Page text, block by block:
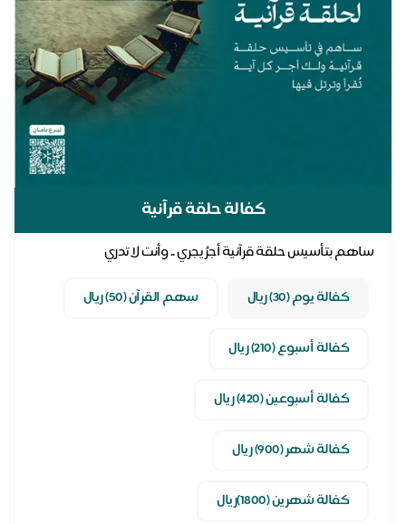
كفالة حلقة قرآنية
ساهم بتأسيس حلقة قرآنية أجرُ يجري .. وأنت لا تدري
كفالة يوم (30) ريال
سهم القرآن (50) ريال
كفالة أسبوع (210) ريال
كفالة أسبوعين (420) ريال
كفالة شهر (900) ريال
كفالة شهرين (1800)ريال